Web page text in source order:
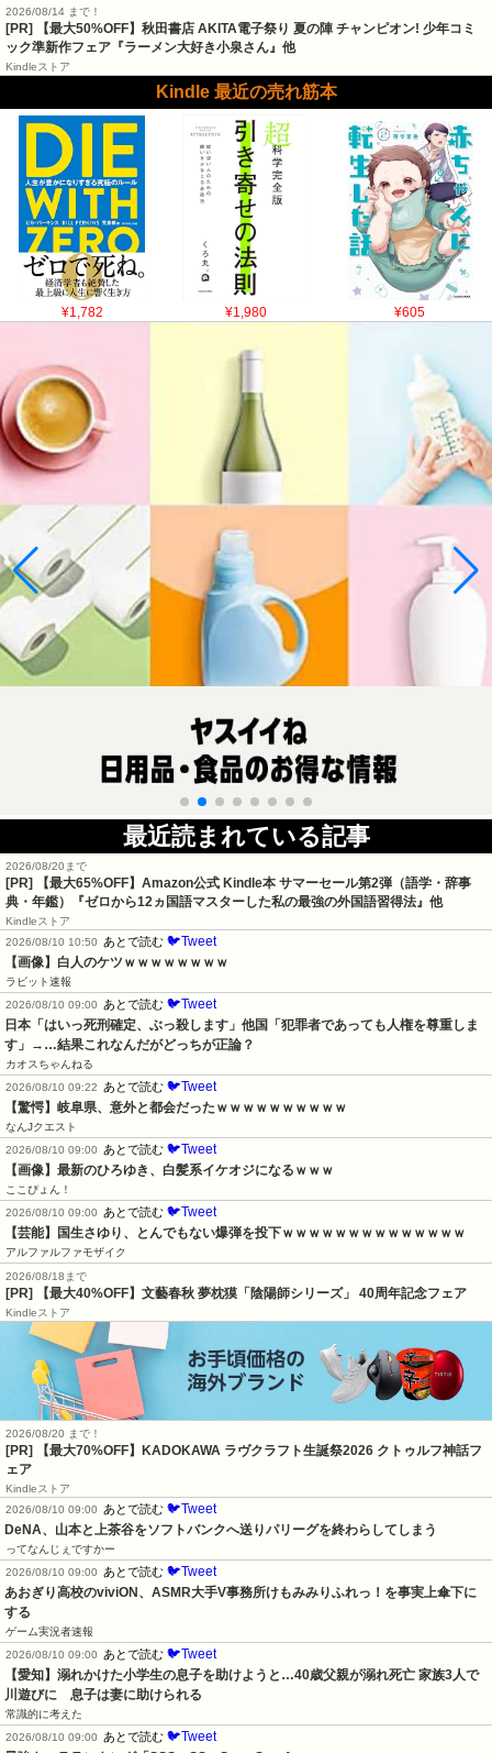
2026/08/14 まで！
[PR] 【最大50%OFF】秋田書店 AKITA電子祭り 夏の陣 チャンピオン! 少年コミ
ック準新作フェア『ラーメン大好き小泉さん』他
Kindleストア
Kindle 最近の売れ筋本
¥1,782 ¥1,980 ¥605
最近読まれている記事
2026/08/20まで
[PR]
【最大65%OFF】Amazon公式 Kindle本 サマーセール第2弾（語学・辞事
典・年鑑）『ゼロから12ヵ国語マスターした私の最強の外国語習得法』他
Kindleストア
2026/08/10 10:50
あとで読む 🐦Tweet
【画像】白人のケツｗｗｗｗｗｗｗｗ
ラビット速報
2026/08/10 09:00
あとで読む 🐦Tweet
日本「はいっ死刑確定、ぶっ殺します」他国「犯罪者であっても人権を尊重しま
す」→…結果これなんだがどっちが正論？
カオスちゃんねる
2026/08/10 09:22
あとで読む 🐦Tweet
【驚愕】岐阜県、意外と都会だったｗｗｗｗｗｗｗｗｗｗ
なんJクエスト
2026/08/10 09:00
あとで読む 🐦Tweet
【画像】最新のひろゆき、白髪系イケオジになるｗｗｗ
ここぴょん！
2026/08/10 09:00
あとで読む 🐦Tweet
【芸能】国生さゆり、とんでもない爆弾を投下ｗｗｗｗｗｗｗｗｗｗｗｗｗｗ
アルファルファモザイク
2026/08/18まで
[PR] 【最大40%OFF】文藝春秋 夢枕獏「陰陽師シリーズ」 40周年記念フェア
Kindleストア
2026/08/20 まで！
[PR]
【最大70%OFF】KADOKAWA ラヴクラフト生誕祭2026 クトゥルフ神話フ
ェア
Kindleストア
2026/08/10 09:00 あとで読む 🐦Tweet
DeNA、山本と上茶谷をソフトバンクへ送りパリーグを終わらしてしまう
ってなんじぇですかー
2026/08/10 09:00 あとで読む 🐦Tweet
あおぎり高校のviviON、ASMR大手V事務所けもみみりふれっ！を事実上傘下に
する
ゲーム実況者速報
2026/08/10 09:00 あとで読む 🐦Tweet
【愛知】溺れかけた小学生の息子を助けようと…40歳父親が溺れ死亡 家族3人で
川遊びに　息子は妻に助けられる
常識的に考えた
2026/08/10 09:00 あとで読む 🐦Tweet